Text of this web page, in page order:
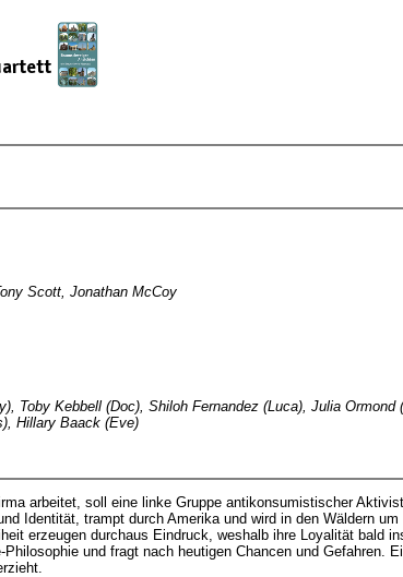
Scott, Jonathan McCoy
Toby Kebbell (Doc), Shiloh Fernandez (Luca), Julia Ormond
Hillary Baack (Eve)
arbeitet, soll eine linke Gruppe antikonsumistischer
Identität, trampt durch Amerika und wird in den Wäldern
erzeugen durchaus Eindruck, weshalb ihre Loyalität bald
und fragt nach heutigen Chancen und Gefahren.